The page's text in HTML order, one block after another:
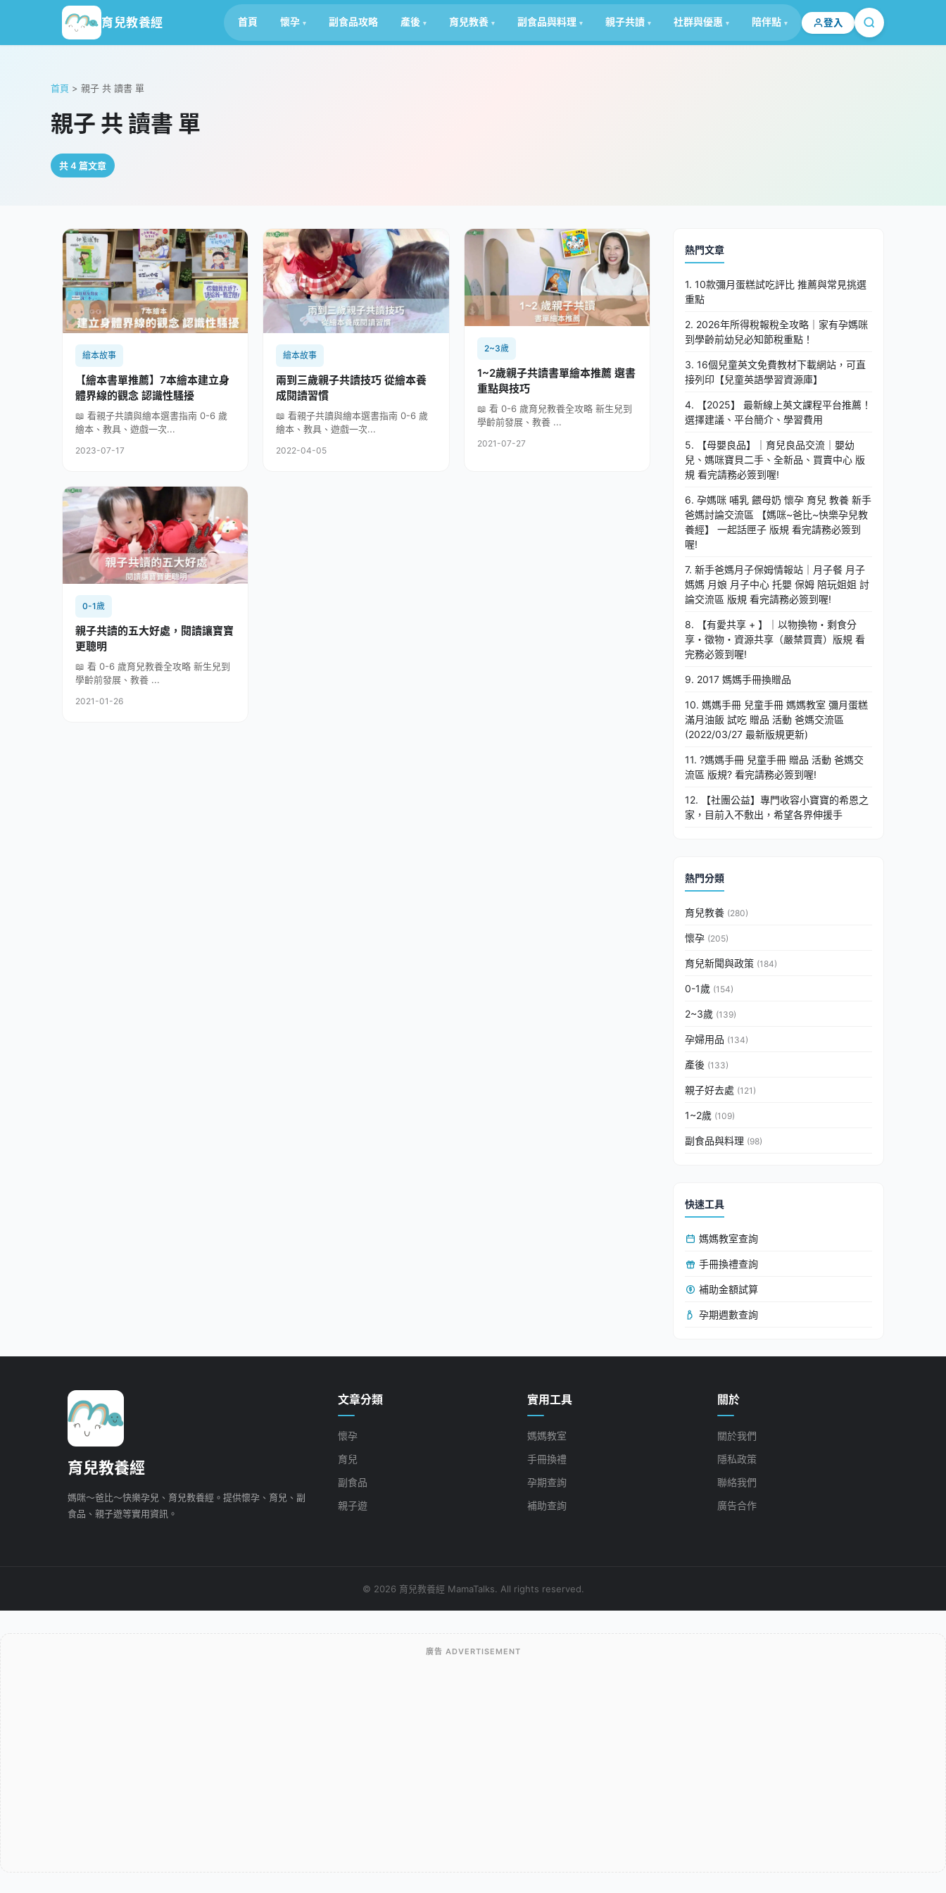
育兒教養經 首頁 懷孕 副食品攻略 產後 育兒教養 副食品與料理 親子共讀 社群與優惠 陪伴點 登入
首頁 > 親子 共 讀書 單
親子 共 讀書 單
共 4 篇文章
繪本故事
【繪本書單推薦】7本繪本建立身
體界線的觀念 認識性騷擾
📖 看親子共讀與繪本選書指南 0-6 歲
繪本、教具、遊戲一次...
2023-07-17
繪本故事
兩到三歲親子共讀技巧 從繪本養
成閱讀習慣
📖 看親子共讀與繪本選書指南 0-6 歲
繪本、教具、遊戲一次...
2022-04-05
2~3歲
1~2歲親子共讀書單繪本推薦 選書
重點與技巧
📖 看 0-6 歲育兒教養全攻略 新生兒到
學齡前發展、教養 ...
2021-07-27
0-1歲
親子共讀的五大好處，閱讀讓寶寶
更聰明
📖 看 0-6 歲育兒教養全攻略 新生兒到
學齡前發展、教養 ...
2021-01-26
熱門文章
1. 10款彌月蛋糕試吃評比 推薦與常見挑選
重點
2. 2026年所得稅報稅全攻略｜家有孕媽咪
到學齡前幼兒必知節稅重點！
3. 16個兒童英文免費教材下載網站，可直
接列印【兒童英語學習資源庫】
4. 【2025】 最新線上英文課程平台推薦！
選擇建議、平台簡介、學習費用
5. 【母嬰良品】｜育兒良品交流｜嬰幼
兒、媽咪寶貝二手、全新品、買賣中心 版
規 看完請務必簽到喔!
6. 孕媽咪 哺乳 餵母奶 懷孕 育兒 教養 新手
爸媽討論交流區 【媽咪~爸比~快樂孕兒教
養經】 一起話匣子 版規 看完請務必簽到
喔!
7. 新手爸媽月子保姆情報站｜月子餐 月子
媽媽 月娘 月子中心 托嬰 保姆 陪玩姐姐 討
論交流區 版規 看完請務必簽到喔!
8. 【有愛共享 + 】｜以物換物・剩食分
享・徵物・資源共享（嚴禁買賣）版規 看
完務必簽到喔!
9. 2017 媽媽手冊換贈品
10. 媽媽手冊 兒童手冊 媽媽教室 彌月蛋糕
滿月油飯 試吃 贈品 活動 爸媽交流區
(2022/03/27 最新版規更新)
11. ?媽媽手冊 兒童手冊 贈品 活動 爸媽交
流區 版規? 看完請務必簽到喔!
12. 【社團公益】專門收容小寶寶的希恩之
家，目前入不敷出，希望各界伸援手
熱門分類
育兒教養 (280)
懷孕 (205)
育兒新聞與政策 (184)
0-1歲 (154)
2~3歲 (139)
孕婦用品 (134)
產後 (133)
親子好去處 (121)
1~2歲 (109)
副食品與料理 (98)
快速工具
媽媽教室查詢
手冊換禮查詢
補助金額試算
孕期週數查詢
育兒教養經
媽咪～爸比～快樂孕兒、育兒教養經。提供懷孕、育兒、副
食品、親子遊等實用資訊。
文章分類
懷孕
育兒
副食品
親子遊
實用工具
媽媽教室
手冊換禮
孕期查詢
補助查詢
關於
關於我們
隱私政策
聯絡我們
廣告合作
© 2026 育兒教養經 MamaTalks. All rights reserved.
廣告 ADVERTISEMENT